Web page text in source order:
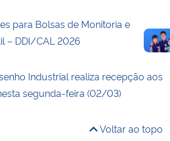
para Bolsas de Monitoria e
– DDI/CAL 2026
Industrial realiza recepção aos
segunda-feira (02/03)
Voltar ao topo